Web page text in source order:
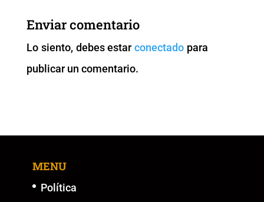
b
o
o
k
A
p
p k
er
Enviar comentario
Lo siento, debes estarconectado para
publicar un comentario.
MENU
Política